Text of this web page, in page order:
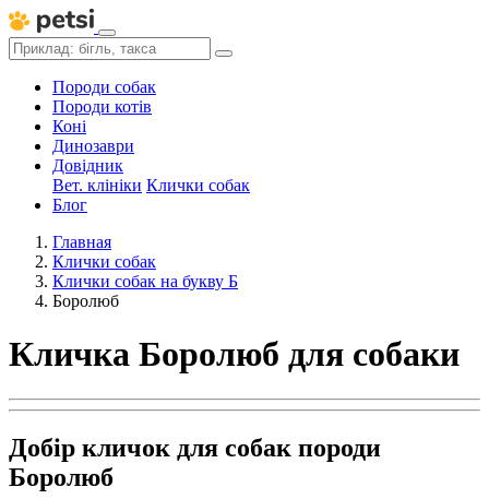
Породи собак
Породи котів
Коні
Динозаври
Довідник
Вет. клініки Клички собак
Блог
Главная
Клички собак
Клички собак на букву Б
Боролюб
Кличка Боролюб для собаки
Добір кличок для собак породи
Боролюб